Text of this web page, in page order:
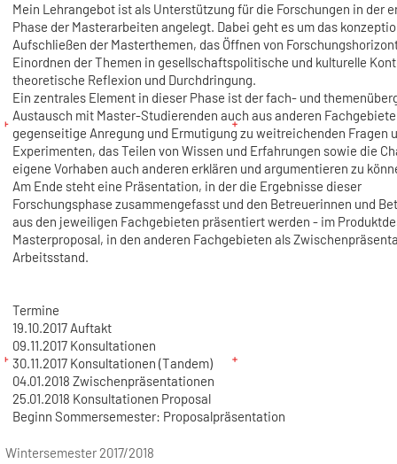
Mein Lehrangebot ist als Unterstützung für die Forschungen in der
Phase der Masterarbeiten angelegt. Dabei geht es um das
Aufschließen der Masterthemen, das Öffnen von
Einordnen der Themen in gesellschaftspolitische und kulturelle
theoretische Reflexion und Durchdringung.
Ein zentrales Element in dieser Phase ist der fach- und
Austausch mit Master-Studierenden auch aus anderen
gegenseitige Anregung und Ermutigung zu weitreichenden Fragen
Experimenten, das Teilen von Wissen und Erfahrungen sowie die
eigene Vorhaben auch anderen erklären und argumentieren zu
Am Ende steht eine Präsentation, in der die Ergebnisse dieser
Forschungsphase zusammengefasst und den Betreuerinnen und
aus den jeweiligen Fachgebieten präsentiert werden - im
Masterproposal, in den anderen Fachgebieten als
Arbeitsstand.
Termine
19.10.2017 Auftakt
09.11.2017 Konsultationen
30.11.2017 Konsultationen (Tandem)
04.01.2018 Zwischenpräsentationen
25.01.2018 Konsultationen Proposal
Beginn Sommersemester: Proposalpräsentation
Wintersemester 2017/2018